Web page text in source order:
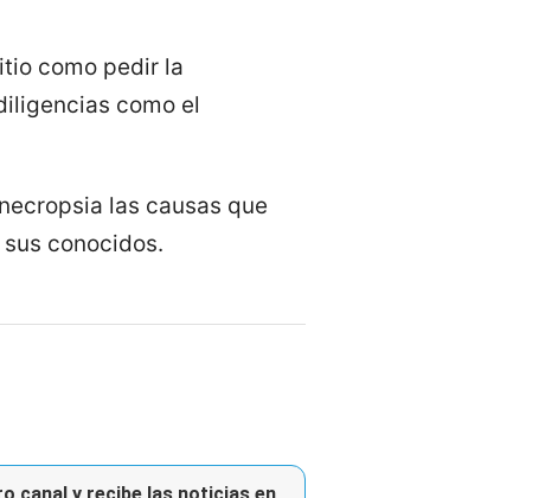
como pedir la
como el
las causas que
conocidos.